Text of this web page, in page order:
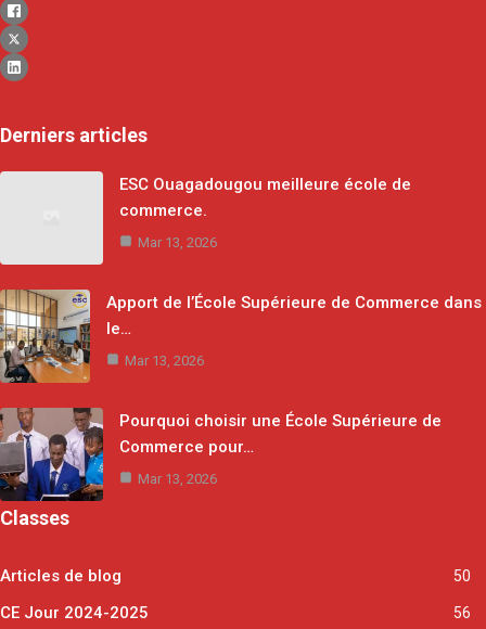
Derniers articles
ESC Ouagadougou meilleure école de
commerce.
Mar 13, 2026
Apport de l’École Supérieure de Commerce dans
le…
Mar 13, 2026
Pourquoi choisir une École Supérieure de
Commerce pour…
Mar 13, 2026
Classes
Articles de blog 50
CE Jour 2024-2025 56